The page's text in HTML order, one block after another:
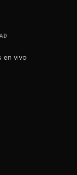
en vivo